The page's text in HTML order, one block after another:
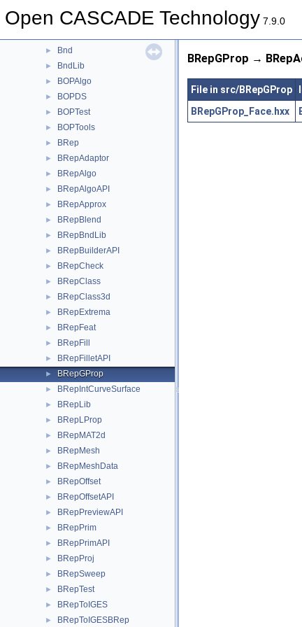
Open CASCADE Technology 7.9.0
► Blend
► Bnd
► BndLib
► BOPAlgo
► BOPDS
► BOPTest
► BOPTools
► BRep
► BRepAdaptor
► BRepAlgo
► BRepAlgoAPI
► BRepApprox
► BRepBlend
► BRepBndLib
► BRepBuilderAPI
► BRepCheck
► BRepClass
► BRepClass3d
► BRepExtrema
► BRepFeat
► BRepFill
► BRepFilletAPI
► BRepGProp
► BRepIntCurveSurface
► BRepLib
► BRepLProp
► BRepMAT2d
► BRepMesh
► BRepMeshData
► BRepOffset
► BRepOffsetAPI
► BRepPreviewAPI
► BRepPrim
► BRepPrimAPI
► BRepProj
► BRepSweep
► BRepTest
► BRepToIGES
► BRepToIGESBRep
BRepGProp →
File in src/BRepGProp
BRepGProp_Face.hxx